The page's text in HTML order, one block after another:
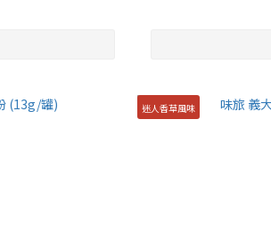
迷人香草風味